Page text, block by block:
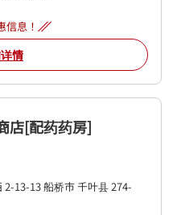
信息！
情
店[配药药房]
2-13-13船桥市千叶县274-